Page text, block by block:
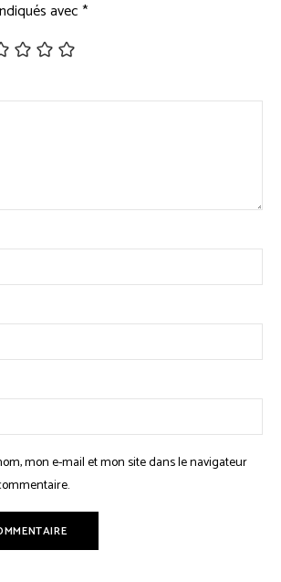
avec*
mon e-mail et mon site dans le navigateur